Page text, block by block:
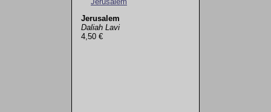
Jerusalem
Daliah Lavi
4,50 €